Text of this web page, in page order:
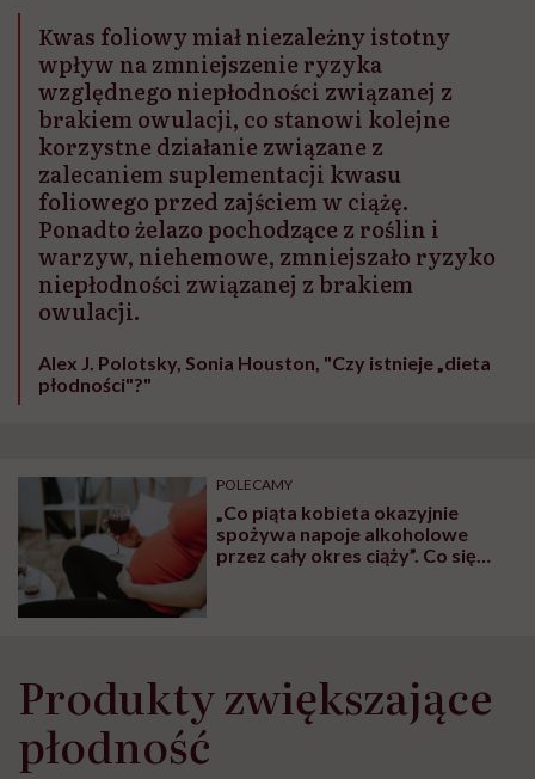
Kwas foliowy miał niezależny istotny
wpływ na zmniejszenie ryzyka
względnego niepłodności związanej z
brakiem owulacji, co stanowi kolejne
korzystne działanie związane z
zalecaniem suplementacji kwasu
foliowego przed zajściem w ciążę.
Ponadto żelazo pochodzące z roślin i
warzyw, niehemowe, zmniejszało ryzyko
niepłodności związanej z brakiem
owulacji.
Alex J. Polotsky, Sonia Houston, "Czy istnieje „dieta
płodności"?"
POLECAMY
„Co piąta kobieta okazyjnie
spożywa napoje alkoholowe
przez cały okres ciąży”. Co się
Produkty zwiększające
płodność